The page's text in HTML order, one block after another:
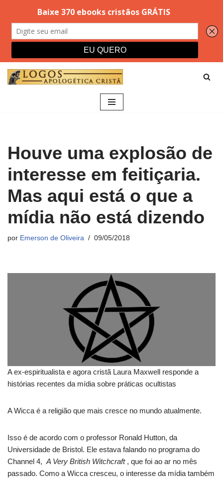
Houve uma explosão de
interesse em feitiçaria.
Mas aqui está o que a
mídia não está dizendo
por Emerson de Oliveira 09/05/2018
A ex-espiritualista e agora cristã Laura Maxwell responde a
histórias recentes da mídia sobre práticas ocultistas
A Wicca é a religião que mais cresce no mundo atualmente.
Isso é de acordo com o professor Ronald Hutton, da
Universidade de Bristol. Ele estava falando no programa do
Channel 4, A Very British Witchcraft, que foi ao ar no mês
passado. Como a Wicca cresceu, o interesse da mídia também